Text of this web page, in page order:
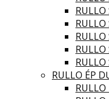
RULLO
RULLO
RULLO
RULLO
RULLO ÉP